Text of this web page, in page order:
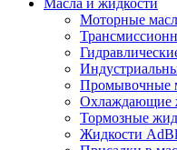
Масла и жидкости
Моторные
Промывочные
Охлаждающие
Тормозные
Жидкости